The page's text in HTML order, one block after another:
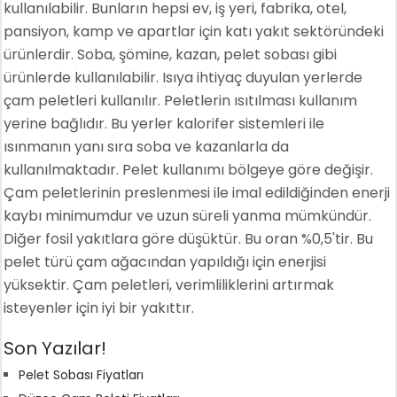
kullanılabilir. Bunların hepsi ev, iş yeri, fabrika, otel,
pansiyon, kamp ve apartlar için katı yakıt sektöründeki
ürünlerdir. Soba, şömine, kazan, pelet sobası gibi
ürünlerde kullanılabilir. Isıya ihtiyaç duyulan yerlerde
çam peletleri kullanılır. Peletlerin ısıtılması kullanım
yerine bağlıdır. Bu yerler kalorifer sistemleri ile
ısınmanın yanı sıra soba ve kazanlarla da
kullanılmaktadır. Pelet kullanımı bölgeye göre değişir.
Çam peletlerinin preslenmesi ile imal edildiğinden enerji
kaybı minimumdur ve uzun süreli yanma mümkündür.
Diğer fosil yakıtlara göre düşüktür. Bu oran %0,5'tir. Bu
pelet türü çam ağacından yapıldığı için enerjisi
yüksektir. Çam peletleri, verimliliklerini artırmak
isteyenler için iyi bir yakıttır.
Son Yazılar!
Pelet Sobası Fiyatları